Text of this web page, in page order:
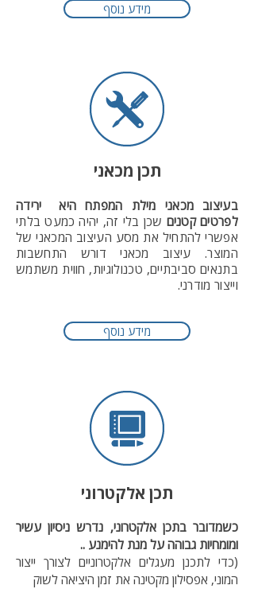
מידע נוסף
תכן מכאני
בעיצוב מכאני מילת המפתח היא ירידה
לפרטים קטנים שכן בלי זה, יהיה כמעט בלתי
אפשרי להתחיל את מסע העיצוב המכאני של
המוצר. עיצוב מכאני דורש התחשבות
בתנאים סביבתיים, טכנולוגיות, חווית משתמש
וייצור מודרני.
מידע נוסף
תכן אלקטרוני
כשמדובר בתכן אלקטרוני, נדרש ניסיון עשיר
ומומחיות גבוהה על מנת להימנע ..
(כדי לתכנן מעגלים אלקטרוניים לצורך ייצור
המוני, אפסילון מקטינה את זמן היציאה לשוק